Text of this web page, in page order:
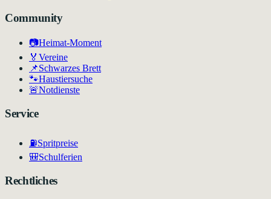
Community
📷Heimat-Moment
🏅 Vereine
📌Schwarzes Brett
🐾Haustiersuche
🚨Notdienste
Service
⛽Spritpreise
🎒Schulferien
Rechtliches